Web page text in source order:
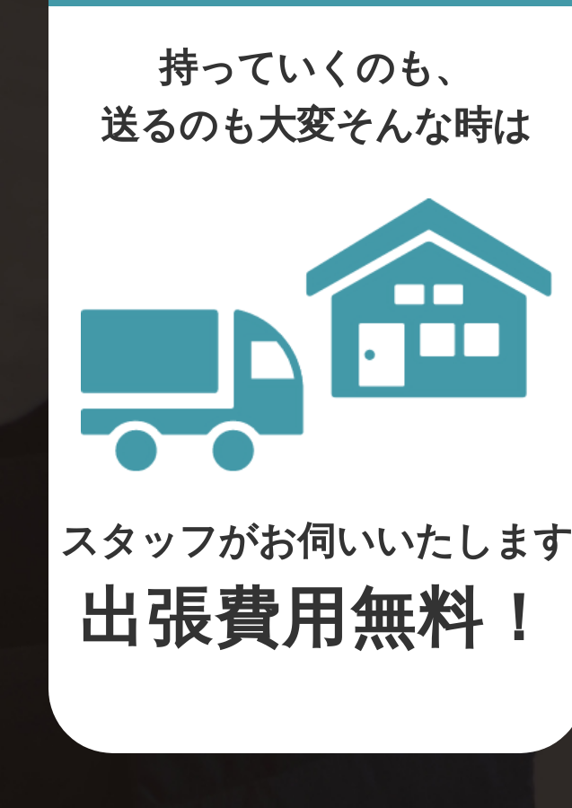
持っていくのも、
送るのも大変そんな時は
スタッフがお伺いいたします
出張費用無料！